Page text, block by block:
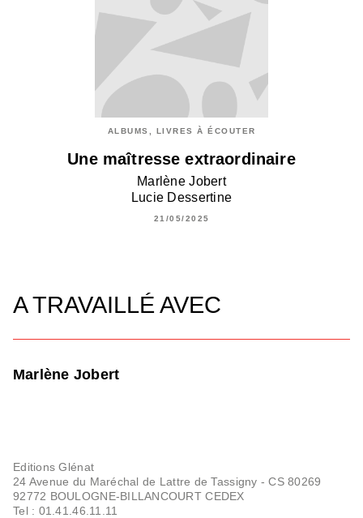
ALBUMS, LIVRES À ÉCOUTER
Une maîtresse extraordinaire
Marlène Jobert
Lucie Dessertine
21/05/2025
A TRAVAILLÉ AVEC
Marlène Jobert
Editions Glénat
24 Avenue du Maréchal de Lattre de Tassigny - CS 80269
92772 BOULOGNE-BILLANCOURT CEDEX
Tel : 01.41.46.11.11